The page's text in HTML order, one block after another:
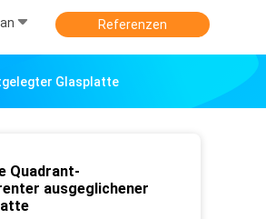
Referenzen
Glasplatte
Quadrant-
ausgeglichener